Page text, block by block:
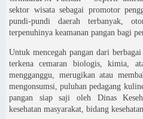
sektor wisata sebagai promotor
pundi-pundi daerah terbanyak,
terpenuhinya keamanan pangan bagi
Untuk mencegah pangan dari
terkena cemaran biologis, kimia,
mengganggu, merugikan atau
mengonsumsi, puluhan pedagang
pangan siap saji oleh Dinas
kesehatan masyarakat, bidang